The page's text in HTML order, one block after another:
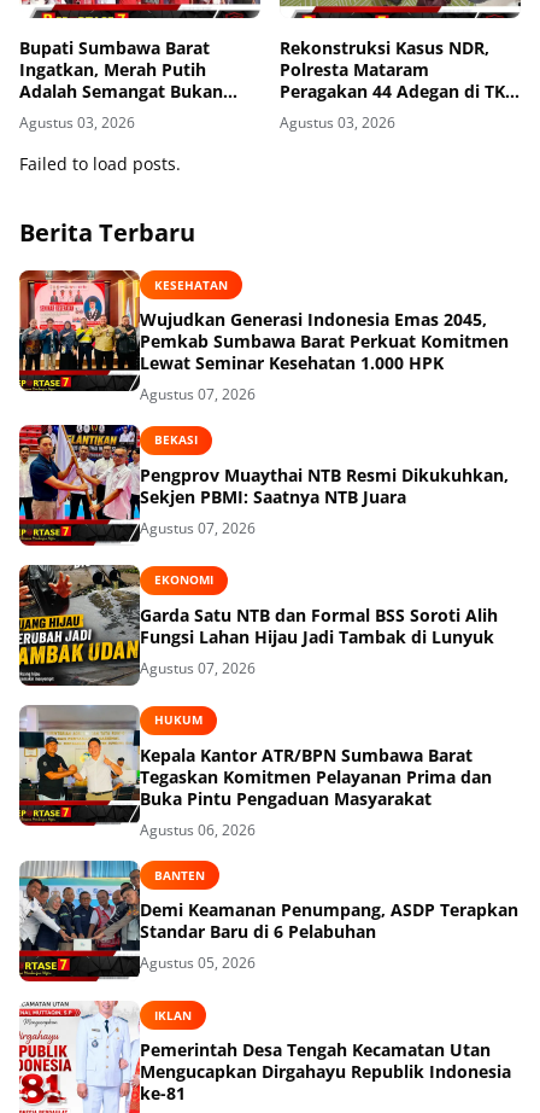
Bupati Sumbawa Barat
Ingatkan, Merah Putih
Adalah Semangat Bukan
Sekadar Dekorasi
Agustus 03, 2026
Rekonstruksi Kasus NDR,
Polresta Mataram
Peragakan 44 Adegan di TKP
Kos Gomong
Agustus 03, 2026
Failed to load posts.
Berita Terbaru
KESEHATAN
Wujudkan Generasi Indonesia Emas 2045,
Pemkab Sumbawa Barat Perkuat Komitmen
Lewat Seminar Kesehatan 1.000 HPK
Agustus 07, 2026
BEKASI
Pengprov Muaythai NTB Resmi Dikukuhkan,
Sekjen PBMI: Saatnya NTB Juara
Agustus 07, 2026
EKONOMI
Garda Satu NTB dan Formal BSS Soroti Alih
Fungsi Lahan Hijau Jadi Tambak di Lunyuk
Agustus 07, 2026
HUKUM
Kepala Kantor ATR/BPN Sumbawa Barat
Tegaskan Komitmen Pelayanan Prima dan
Buka Pintu Pengaduan Masyarakat
Agustus 06, 2026
BANTEN
Demi Keamanan Penumpang, ASDP Terapkan
Standar Baru di 6 Pelabuhan
Agustus 05, 2026
IKLAN
Pemerintah Desa Tengah Kecamatan Utan
Mengucapkan Dirgahayu Republik Indonesia
ke-81